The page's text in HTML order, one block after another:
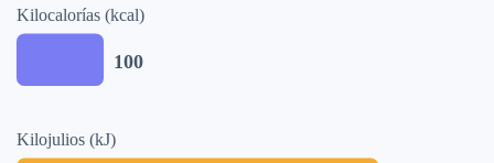
Kilocalorías (kcal)
100
Kilojulios (kJ)